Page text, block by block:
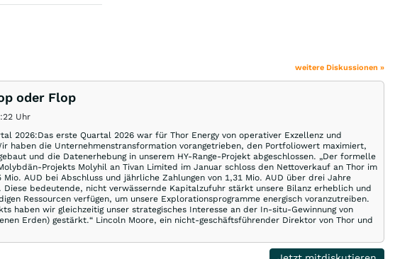
weitere Diskussionen »
oder Flop
Uhr
2026:Das erste Quartal 2026 war für Thor Energy von operativer Exzellenz und
haben die Unternehmenstransformation vorangetrieben, den Portfoliowert maximiert,
und die Datenerhebung in unserem HY-Range-Projekt abgeschlossen. „Der formelle
Projekts Molyhil an Tivan Limited im Januar schloss den Nettoverkauf an Thor im
AUD bei Abschluss und jährliche Zahlungen von 1,31 Mio. AUD über drei Jahre
Diese bedeutende, nicht verwässernde Kapitalzufuhr stärkt unsere Bilanz erheblich und
Ressourcen verfügen, um unsere Explorationsprogramme energisch voranzutreiben.
haben wir gleichzeitig unser strategisches Interesse an der In-situ-Gewinnung von
Erden) gestärkt.“ Lincoln Moore, ein nicht-geschäftsführender Direktor von Thor und